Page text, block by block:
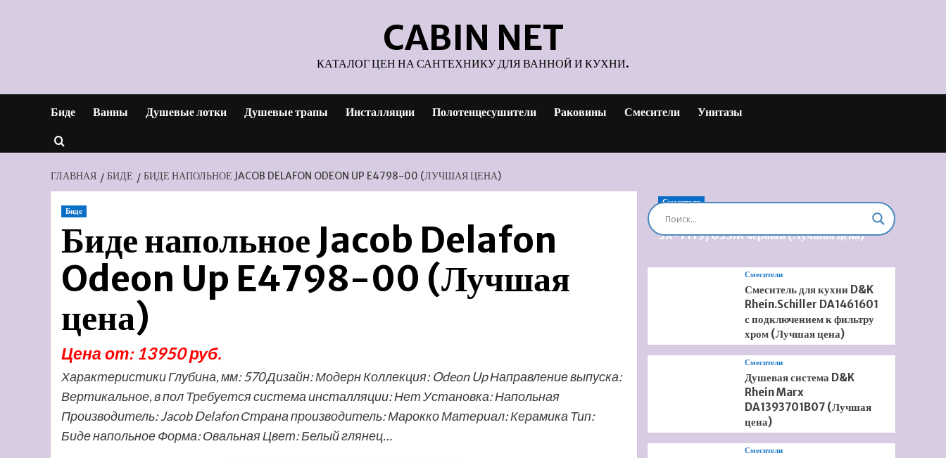
CABIN NET
КАТАЛОГ ЦЕН НА САНТЕХНИКУ ДЛЯ ВАННОЙ И КУХНИ.
Биде Ванны Душевые лотки Душевые трапы Инсталляции Полотенцесушители Раковины Смесители Унитазы
ГЛАВНАЯ БИДЕ БИДЕ НАПОЛЬНОЕ JACOB DELAFON ODEON UP E4798-00 (ЛУЧШАЯ ЦЕНА)
Биде
Биде напольное Jacob Delafon
Odeon Up E4798-00 (Лучшая
цена)
Цена от: 13950 руб.
Характеристики Глубина, мм: 570 Дизайн: Модерн Коллекция: Odeon Up Направление выпуска:
Вертикальное, в пол Требуется система инсталляции: Нет Установка: Напольная
Производитель: Jacob Delafon Страна производитель: Марокко Материал: Керамика Тип:
Биде напольное Форма: Овальная Цвет: Белый глянец…
Смесители
Душевая система встроенная Timo Briana
SX-7119/03SM черный (Лучшая цена)
Смесители
Смеситель для кухни D&K
Rhein.Schiller DA1461601
с подключением к фильтру
хром (Лучшая цена)
Смесители
Душевая система D&K
Rhein Marx
DA1393701B07 (Лучшая
цена)
Смесители